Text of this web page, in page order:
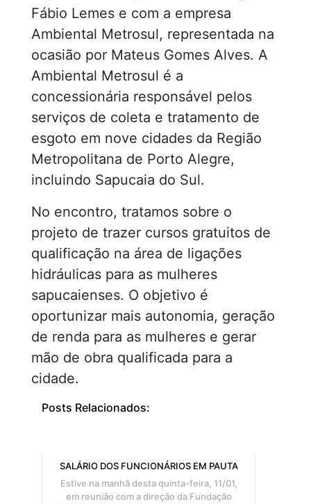
Fábio Lemes e com a empresa
Ambiental Metrosul, representada na
ocasião por Mateus Gomes Alves. A
Ambiental Metrosul é a
concessionária responsável pelos
serviços de coleta e tratamento de
esgoto em nove cidades da Região
Metropolitana de Porto Alegre,
incluindo Sapucaia do Sul.
No encontro, tratamos sobre o
projeto de trazer cursos gratuitos de
qualificação na área de ligações
hidráulicas para as mulheres
sapucaienses. O objetivo é
oportunizar mais autonomia, geração
de renda para as mulheres e gerar
mão de obra qualificada para a
cidade.
Posts Relacionados:
SALÁRIO DOS FUNCIONÁRIOS EM PAUTA
Estive na manhã desta quinta-feira, 11/01,
em reunião com a direção da Fundação